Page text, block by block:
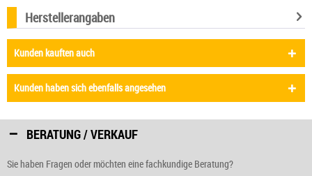
Herstellerangaben
Kunden kauften auch
Kunden haben sich ebenfalls angesehen
BERATUNG / VERKAUF
Sie haben Fragen oder möchten eine fachkundige Beratung?